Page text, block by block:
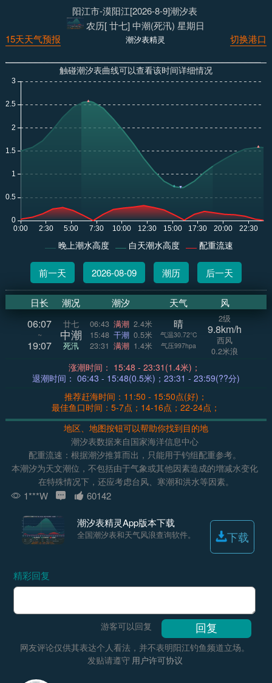
阳江市-漠阳江[2026-8-9]潮汐表
农历[ 廿七] 中潮(死汛) 星期日
切换港口
潮汐表精灵
15天天气预报
触碰潮汐表曲线可以查看该时间详细情况
晚上潮水高度 白天潮水高度 配重流速
前一天 2026-08-09 潮历 后一天
日长 潮况 潮汐 天气 风
06:07
~
19:07
廿七
中潮
死汛
06:43 满潮 2.4米
15:48 干潮 0.5米
23:31 满潮 1.4米
晴
气温30.72°C
气压997hpa
2级
9.8km/h
西风
0.2米浪
涨潮时间： 15:48 - 23:31(1.4米)；
退潮时间： 06:43 - 15:48(0.5米)；23:31 - 23:59(??分)
推荐赶海时间：11:50 - 15:50点(好)；
最佳鱼口时间：5-7点；14-16点；22-24点；
地区、地图按钮可以帮助你找到目的地
潮汐表数据来自国家海洋信息中心
配重流速：根据潮汐推算而出，只能用于钓组配重参考。
本潮汐为天文潮位，不包括由于气象或其他因素造成的增减水变化
在特殊情况下，还应考虑台风、寒潮和洪水等因素。
1***W 60142
潮汐表精灵App版本下载
全国潮汐表和天气风浪查询软件。 下载
精彩回复
游客可以回复
网友评论仅供其表达个人看法，并不表明阳江钓鱼频道立场。
发贴请遵守 用户许可协议